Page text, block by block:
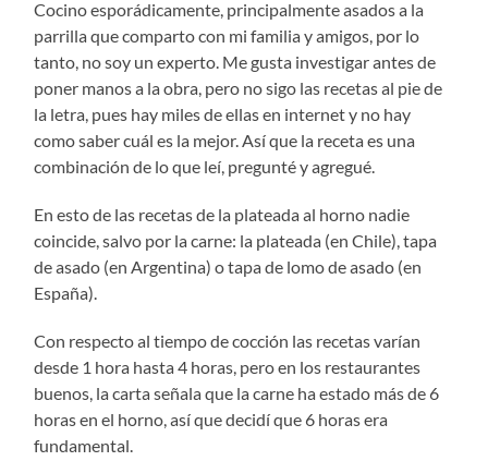
Cocino esporádicamente, principalmente asados a la
parrilla que comparto con mi familia y amigos, por lo
tanto, no soy un experto. Me gusta investigar antes de
poner manos a la obra, pero no sigo las recetas al pie de
la letra, pues hay miles de ellas en internet y no hay
como saber cuál es la mejor. Así que la receta es una
combinación de lo que leí, pregunté y agregué.
En esto de las recetas de la plateada al horno nadie
coincide, salvo por la carne: la plateada (en Chile), tapa
de asado (en Argentina) o tapa de lomo de asado (en
España).
Con respecto al tiempo de cocción las recetas varían
desde 1 hora hasta 4 horas, pero en los restaurantes
buenos, la carta señala que la carne ha estado más de 6
horas en el horno, así que decidí que 6 horas era
fundamental.